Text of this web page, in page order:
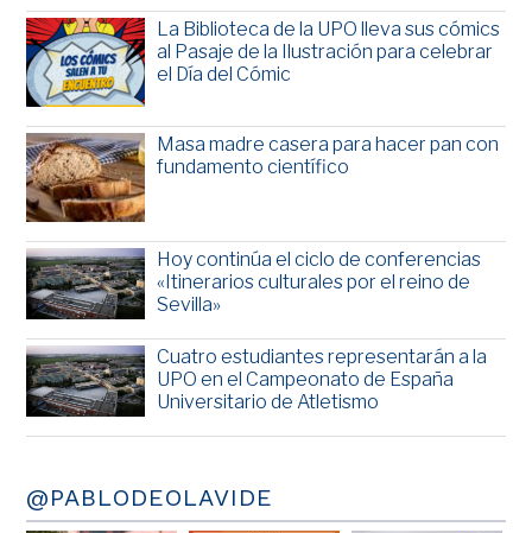
La Biblioteca de la UPO lleva sus cómics
al Pasaje de la Ilustración para celebrar
el Día del Cómic
Masa madre casera para hacer pan con
fundamento científico
Hoy continúa el ciclo de conferencias
«Itinerarios culturales por el reino de
Sevilla»
Cuatro estudiantes representarán a la
UPO en el Campeonato de España
Universitario de Atletismo
@PABLODEOLAVIDE